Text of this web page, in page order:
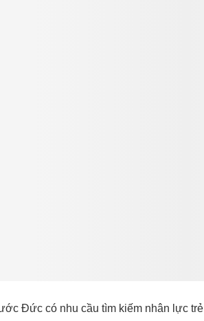
Đức có nhu cầu tìm kiếm nhân lực